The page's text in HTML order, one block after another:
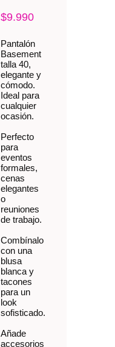
$9.990
Pantalón
Basement
talla 40,
elegante y
cómodo.
Ideal para
cualquier
ocasión.
Perfecto
para
eventos
formales,
cenas
elegantes
o
reuniones
de trabajo.
Combínalo
con una
blusa
blanca y
tacones
para un
look
sofisticado.
Añade
accesorios